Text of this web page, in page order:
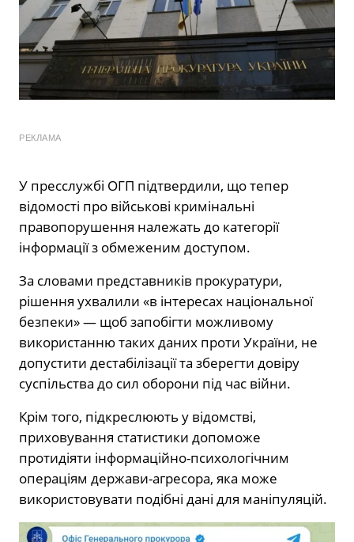
РЕКЛАМА
У пресслужбі ОГП підтвердили, що тепер
відомості про військові кримінальні
правопорушення належать до категорії
інформації з обмеженим доступом.
За словами представників прокуратури,
рішення ухвалили «в інтересах національної
безпеки» — щоб запобігти можливому
використанню таких даних проти України, не
допустити дестабілізації та зберегти довіру
суспільства до сил оборони під час війни.
Крім того, підкреслюють у відомстві,
приховування статистики допоможе
протидіяти інформаційно-психологічним
операціям держави-агресора, яка може
використовувати подібні дані для маніпуляцій.